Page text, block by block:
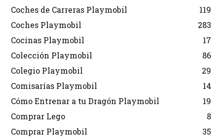
Coches de Carreras Playmobil
119
Coches Playmobil
283
Cocinas Playmobil
17
Colección Playmobil
86
Colegio Playmobil
29
Comisarías Playmobil
14
Cómo Entrenar a tu Dragón Playmobil
19
Comprar Lego
8
Comprar Playmobil
35